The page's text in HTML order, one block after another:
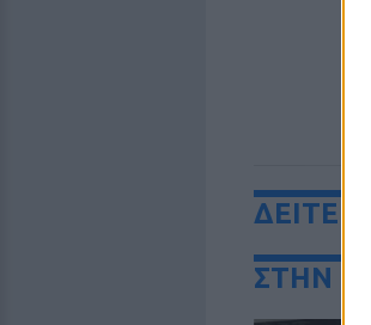
ΔΕΙΤΕ
ΣΤΗΝ